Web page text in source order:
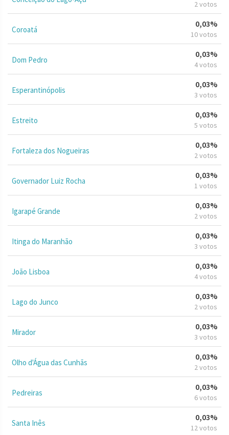
2 votos
Coroatá
0,03%
10 votos
Dom Pedro
0,03%
4 votos
Esperantinópolis
0,03%
3 votos
Estreito
0,03%
5 votos
Fortaleza dos Nogueiras
0,03%
2 votos
Governador Luiz Rocha
0,03%
1 votos
Igarapé Grande
0,03%
2 votos
Itinga do Maranhão
0,03%
3 votos
João Lisboa
0,03%
4 votos
Lago do Junco
0,03%
2 votos
Mirador
0,03%
3 votos
Olho d'Água das Cunhãs
0,03%
2 votos
Pedreiras
0,03%
6 votos
Santa Inês
0,03%
12 votos